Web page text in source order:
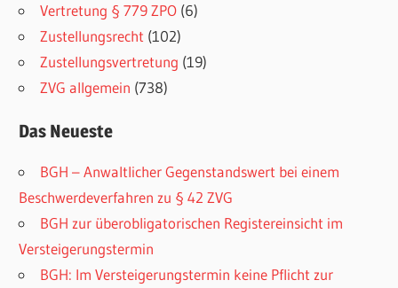
Vertretung § 779 ZPO (6)
Zustellungsrecht (102)
Zustellungsvertretung (19)
ZVG allgemein (738)
Das Neueste
BGH – Anwaltlicher Gegenstandswert bei einem
Beschwerdeverfahren zu § 42 ZVG
BGH zur überobligatorischen Registereinsicht im
Versteigerungstermin
BGH: Im Versteigerungstermin keine Pflicht zur